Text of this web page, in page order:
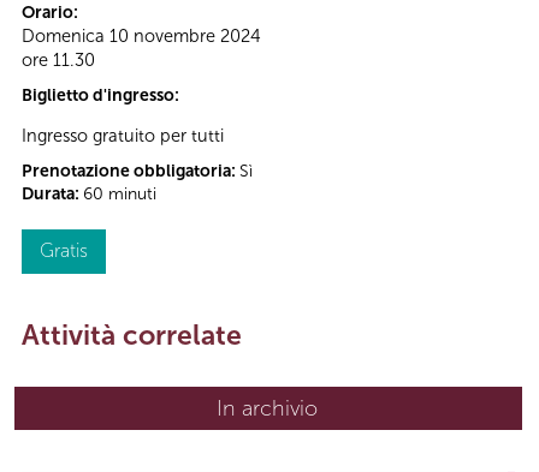
Orario:
Domenica 10 novembre 2024
ore 11.30
Biglietto d'ingresso:
Ingresso gratuito per tutti
Prenotazione obbligatoria: Sì
Durata: 60 minuti
Gratis
Attività correlate
In archivio